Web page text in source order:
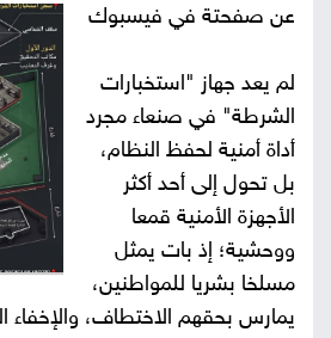
عن صفحتة في فيسبوك
لم يعد جهاز "استخبارات
الشرطة" في صنعاء مجرد
أداة أمنية لحفظ النظام،
بل تحول إلى أحد أكثر
الأجهزة الأمنية قمعا
ووحشية؛ إذ بات يمثل
مسلخا بشريا للمواطنين،
يمارس بحقهم الاختطاف، والإخفاء